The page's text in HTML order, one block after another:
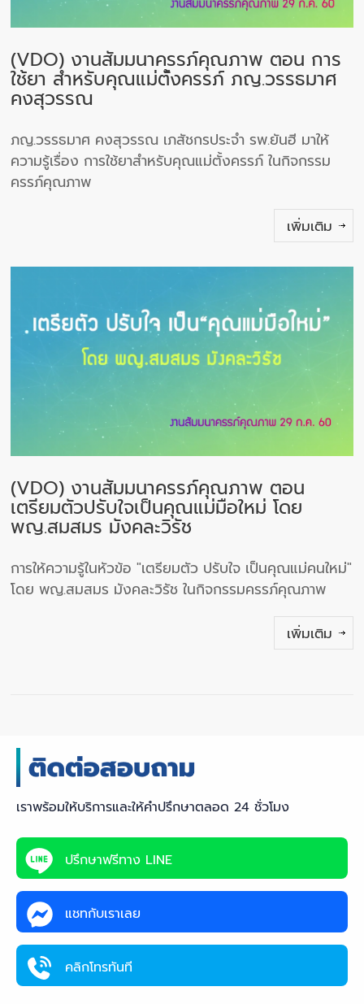
(VDO) งานสัมมนาครรภ์คุณภาพ ตอน การ
ใช้ยา สำหรับคุณแม่ตั้งครรภ์ ภญ.วรรธมาศ
คงสุวรรณ
ภญ.วรรธมาศ คงสุวรรณ เภสัชกรประจำ รพ.ยันฮี มาให้
ความรู้เรื่อง การใช้ยาสำหรับคุณแม่ตั้งครรภ์ ในกิจกรรม
ครรภ์คุณภาพ
เพิ่มเติม
(VDO) งานสัมมนาครรภ์คุณภาพ ตอน
เตรียมตัวปรับใจเป็นคุณแม่มือใหม่ โดย
พญ.สมสมร มังคละวิรัช
การให้ความรู้ในหัวข้อ "เตรียมตัว ปรับใจ เป็นคุณแม่คนใหม่"
โดย พญ.สมสมร มังคละวิรัช ในกิจกรรมครรภ์คุณภาพ
เพิ่มเติม
เราพร้อมให้บริการและให้คำปรึกษาตลอด 24 ชั่วโมง
ปรึกษาฟรีทาง LINE
แชทกับเราเลย
คลิกโทรทันที